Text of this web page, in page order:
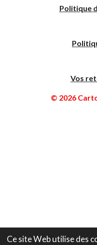
Ce site Web utilise des
Politique
Vos
© 2026